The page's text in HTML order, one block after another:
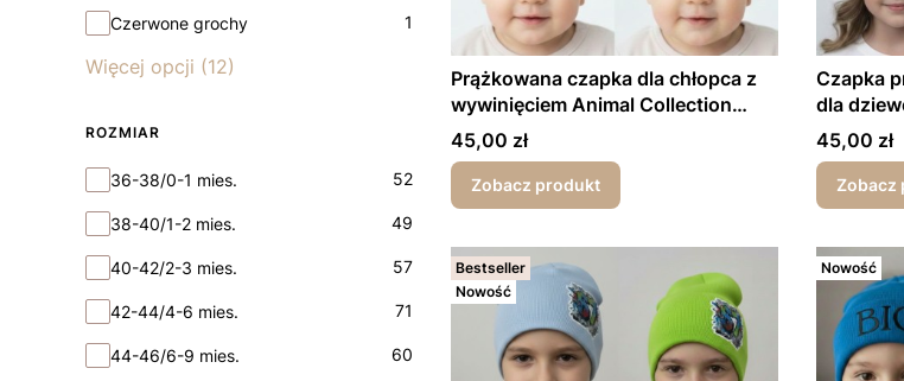
Czerwone grochy 1
Więcej opcji (12)
ROZMIAR
Rozmiar
36-38/0-1 mies. 52
38-40/1-2 mies. 49
40-42/2-3 mies. 57
42-44/4-6 mies. 71
44-46/6-9 mies. 60
Prążkowana czapka dla chłopca z
wywinięciem Animal Collection
wiosna/jesień
Cena
45,00 zł
Zobacz produkt
Czapka
dla
wiosna/
Cena
45,00 zł
Zobacz
Bestseller
Nowość
Nowość